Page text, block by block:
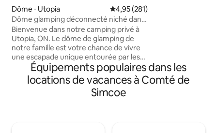
Dôme ⋅ Utopia Évaluation moyenne sur la
4,95 (281)
Dôme glamping déconnecté niché dans
les bois
Bienvenue dans notre camping privé à
Utopia, ON. Le dôme de glamping de
notre famille est votre chance de vivre
une escapade unique entourée par les
vues et les sons de la nature. Les
équipements comprennent des articles
de camping essentiels et quelques
avantages de glamping : lit king size,
destination de
reconnectez-
plus romantiques
Équipements populaires dans les
locations de vacances à Comté de
Simcoe